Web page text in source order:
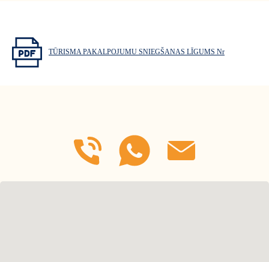
TŪRISMA PAKALPOJUMU SNIEGŠANAS LĪGUMS Nr